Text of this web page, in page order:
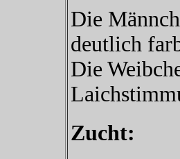
Die
deutlich
Die
Zucht: